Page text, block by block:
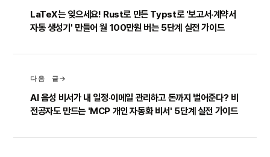
LaTeX는 잊으세요! Rust로 만든 Typst로 '보고서·계약서
자동 생성기' 만들어 월 100만원 버는 5단계 실전 가이드
다음 글
AI 음성 비서가 내 일정·이메일 관리하고 돈까지 벌어준다? 비
전공자도 만드는 'MCP 개인 자동화 비서' 5단계 실전 가이드